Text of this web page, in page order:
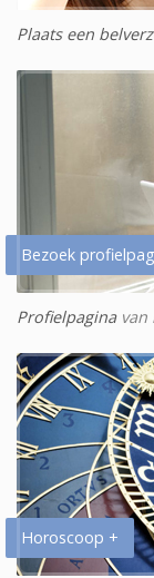
Plaats een
Bezoek
Profielpagina van
Horoscoop +